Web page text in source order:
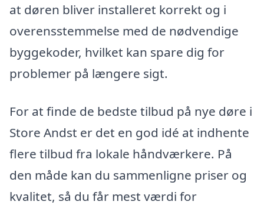
at døren bliver installeret korrekt og i
overensstemmelse med de nødvendige
byggekoder, hvilket kan spare dig for
problemer på længere sigt.
For at finde de bedste tilbud på nye døre i
Store Andst er det en god idé at indhente
flere tilbud fra lokale håndværkere. På
den måde kan du sammenligne priser og
kvalitet, så du får mest værdi for